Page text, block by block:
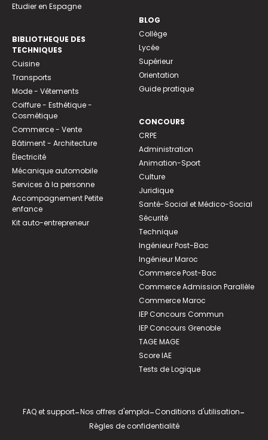
Etudier en Espagne
BIBLIOTHEQUE DES
TECHNIQUES
Cuisine
Transports
Mode - Vêtements
Coiffure - Esthétique -
Cosmétique
Commerce - Vente
Bâtiment - Architecture
Électricité
Mécanique automobile
Services à la personne
Accompagnement Petite
enfance
Kit auto-entrepreneur
BLOG
Collège
Lycée
Supérieur
Orientation
Guide pratique
CONCOURS
CRPE
Administration
Animation-Sport
Culture
Juridique
Santé-Social et Médico-Social
Sécurité
Technique
Ingénieur Post-Bac
Ingénieur Maroc
Commerce Post-Bac
Commerce Admission Parallèle
Commerce Maroc
IEP Concours Commun
IEP Concours Grenoble
TAGE MAGE
Score IAE
Tests de Logique
FAQ et support-Nos offres d'emploi-Conditions d'utilisation-
Règles de confidentialité